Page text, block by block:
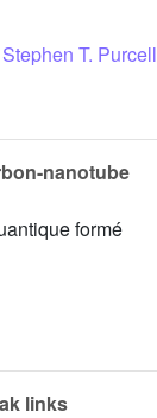
Stephen T. Purcell
nanotube
formé
links